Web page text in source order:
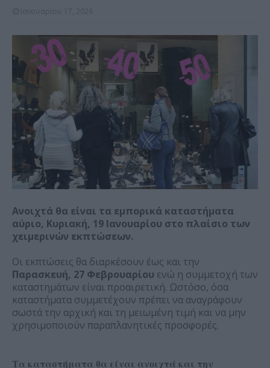
Ανοιχτά θα είναι τα εμπορικά καταστήματα
αύριο, Κυριακή, 19 Ιανουαρίου στο πλαίσιο των
χειμερινών εκπτώσεων.
Οι εκπτώσεις θα διαρκέσουν έως και την
Παρασκευή, 27 Φεβρουαρίου ενώ η συμμετοχή των
καταστημάτων είναι προαιρετική. Ωστόσο, όσα
καταστήματα συμμετέχουν πρέπει να αναγράφουν
σωστά την αρχική και τη μειωμένη τιμή και να μην
χρησιμοποιούν παραπλανητικές προσφορές.
Τα καταστήματα θα είναι ανοιχτά και την